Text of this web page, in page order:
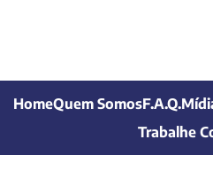
HomeQuem SomosF.A.Q.
Trabalhe